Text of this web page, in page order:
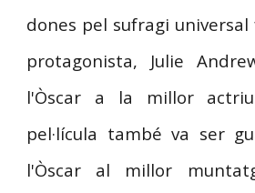
dones pel sufragi
protagonista, Julie
l'Òscar a la millor
pel·lícula també va ser
l'Òscar al millor